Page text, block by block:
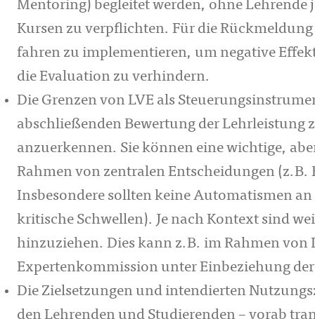
Mentoring) begleitet werden, ohne
Kursen zu ver­pflich­ten. Für die
fahren zu implementieren, um negative
die Evaluation zu ver­hin­dern.
Die Grenzen von LVE als
abschließenden Bewertung der
anzuerkennen. Sie können eine wichtige,
Rah­men von zentralen Entscheidungen
Insbesondere sollten keine Automatismen
kritische Schwel­­len). Je nach Kontext sind
hinzuziehen. Dies kann z.B. im Rahmen
Expertenkommission unter Einbeziehung
Die Zielsetzungen und intendierten
den Lehrenden und Studierenden – vor­ab